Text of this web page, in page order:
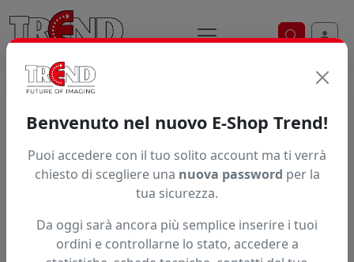
Ricerca
INCHIOSTRO INKTEC SUBLINOVA SMART
Benvenuto nel nuovo E-Shop Trend!
Puoi accedere con il tuo solito account ma ti verrà
chiesto di scegliere una nuova password per la
tua sicurezza.
Da oggi sarà ancora più semplice inserire i tuoi
ordini e controllarne lo stato, accedere a